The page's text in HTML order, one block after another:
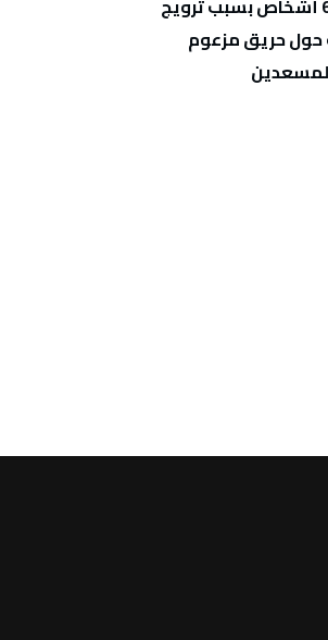
إيقاف 6 أشخاص بسبب ترويج
حول حريق مزعوم